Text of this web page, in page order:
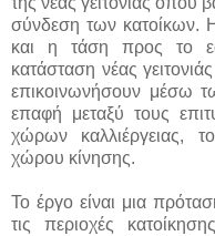
σύνδεση των κατοίκων.
και η τάση προς το
κατάσταση νέας
επικοινωνήσουν μέσω
επαφή μεταξύ τους
χώρων καλλιέργειας,
χώρου κίνησης.
Το έργο είναι μια
τις περιοχές